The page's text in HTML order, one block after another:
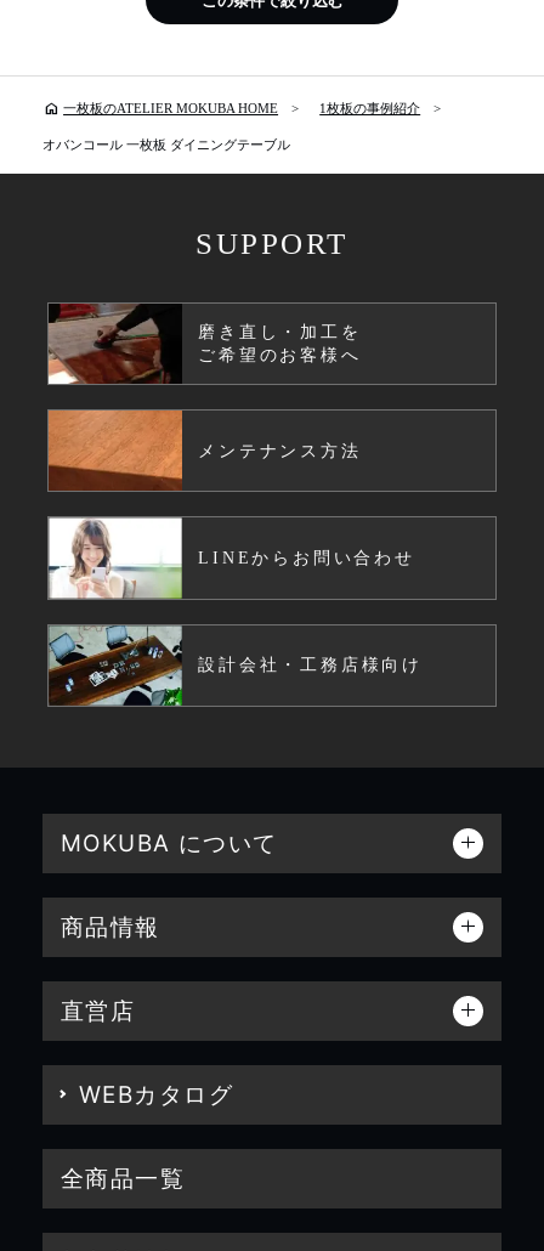
home 一枚板のATELIER MOKUBA HOME 1枚板の事例紹介
オバンコール 一枚板 ダイニングテーブル
SUPPORT
磨き直し・加工を
ご希望のお客様へ
メンテナンス方法
LINEからお問い合わせ
設計会社・工務店様向け
MOKUBA について
商品情報
直営店
WEBカタログ
全商品一覧